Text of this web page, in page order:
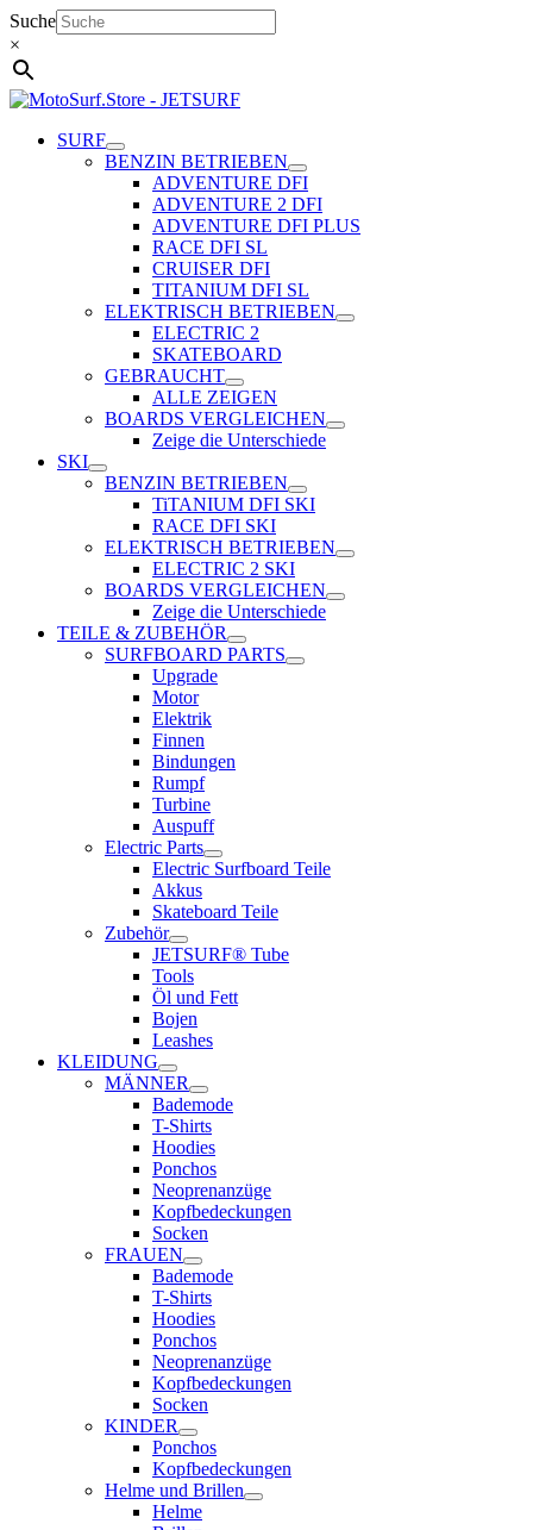
Zum
Inhalt
springen
Suche
×
SURF
BENZIN BETRIEBEN
ADVENTURE DFI
ADVENTURE 2 DFI
ADVENTURE DFI PLUS
RACE DFI SL
CRUISER DFI
TITANIUM DFI SL
ELEKTRISCH BETRIEBEN
ELECTRIC 2
SKATEBOARD
GEBRAUCHT
ALLE ZEIGEN
BOARDS VERGLEICHEN
Zeige die Unterschiede
SKI
BENZIN BETRIEBEN
TiTANIUM DFI SKI
RACE DFI SKI
ELEKTRISCH BETRIEBEN
ELECTRIC 2 SKI
BOARDS VERGLEICHEN
Zeige die Unterschiede
TEILE & ZUBEHÖR
SURFBOARD PARTS
Upgrade
Motor
Elektrik
Finnen
Bindungen
Rumpf
Turbine
Auspuff
Electric Parts
Electric Surfboard Teile
Akkus
Skateboard Teile
Zubehör
JETSURF® Tube
Tools
Öl und Fett
Bojen
Leashes
KLEIDUNG
MÄNNER
Bademode
T-Shirts
Hoodies
Ponchos
Neoprenanzüge
Kopfbedeckungen
Socken
FRAUEN
Bademode
T-Shirts
Hoodies
Ponchos
Neoprenanzüge
Kopfbedeckungen
Socken
KINDER
Ponchos
Kopfbedeckungen
Helme und Brillen
Helme